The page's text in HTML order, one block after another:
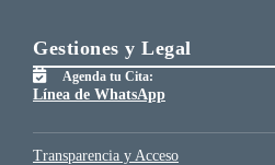
Gestiones y Legal
Agenda tu Cita:
Línea de WhatsApp
Transparencia y Acceso